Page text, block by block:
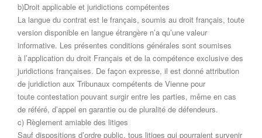
b)Droit applicable et juridictions compétentes
La langue du contrat est le français, soumis au droit français, toute
version disponible en langue étrangère n’a qu’une valeur
informative. Les présentes conditions générales sont soumises
à l’application du droit Français et de la compétence exclusive des
juridictions françaises. De façon expresse, il est donné attribution
de juridiction aux Tribunaux compétents de Vienne pour
toute contestation pouvant surgir entre les parties, même en cas
de référé, d’appel en garantie ou de pluralité de défendeurs.
c) Règlement amiable des litiges
Sauf dispositions d’ordre public, tous litiges qui pourraient survenir